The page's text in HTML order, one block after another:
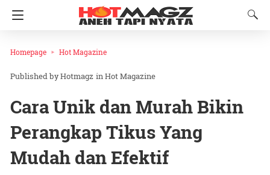
Homepage Hot Magazine
Hotmagz inHot Magazine
Cara Unik dan Murah Bikin
Perangkap Tikus Yang
Mudah dan Efektif